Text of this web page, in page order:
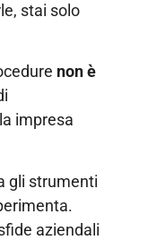
stai solo
non è
impresa
gli strumenti
aziendali